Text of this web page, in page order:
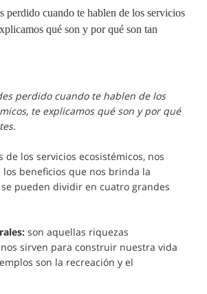
perdido cuando te hablen de los servicios
qué son y por qué son tan
perdido cuando te hablen de los
te explicamos qué son y por qué
de los servicios ecosistémicos, nos
beneficios que nos brinda la
pueden dividir en cuatro grandes
son aquellas riquezas
sirven para construir nuestra vida
son la recreación y el